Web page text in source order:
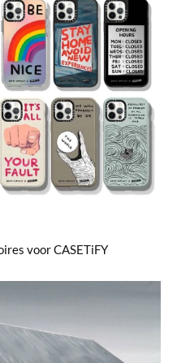
voor CASETiFY